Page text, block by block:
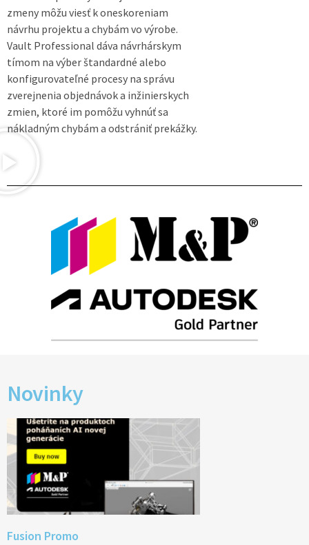
zmeny môžu viesť k oneskoreniam
návrhu projektu a chybám vo výrobe.
Vault Professional dáva návrhárskym
tímom na výber štandardné alebo
konfigurovateľné procesy na správu
zverejnenia objednávok a inžinierskych
zmien, ktoré im pomôžu vyhnúť sa
nákladným chybám a odstrániť prekážky.
Novinky
Fusion Promo